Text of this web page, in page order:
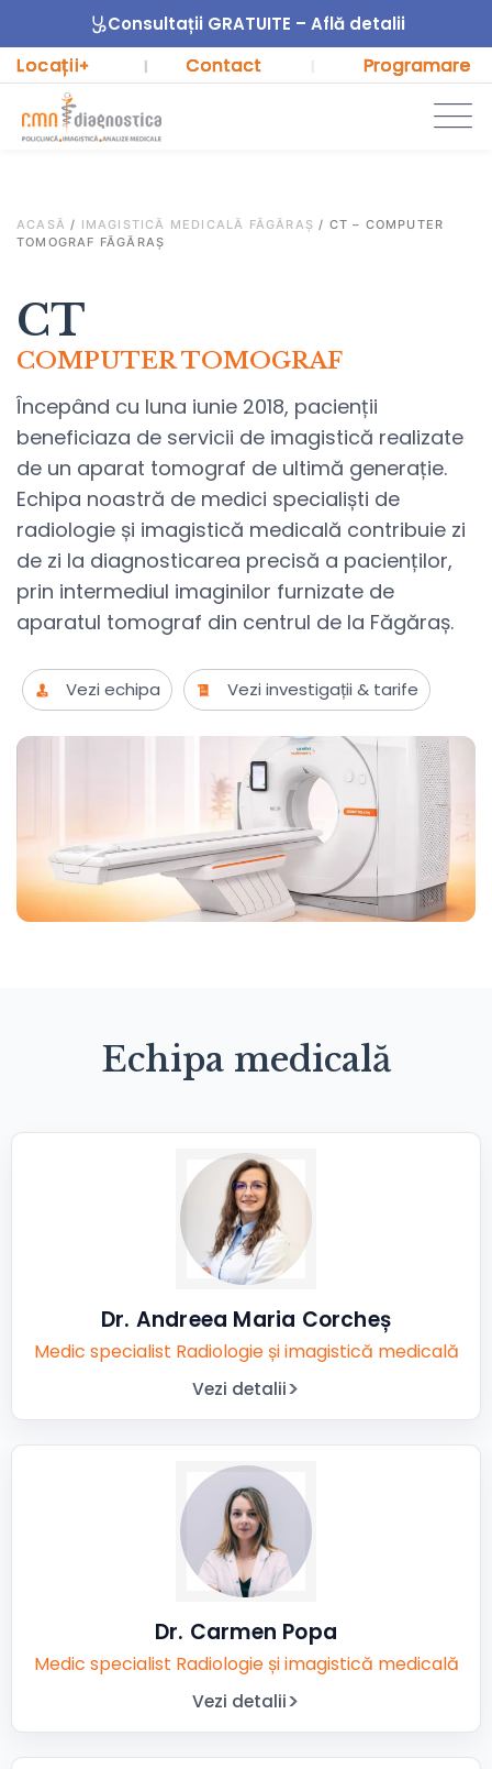
Consultații GRATUITE – Află detalii
Locații+ | Contact Programare
ACASĂ / IMAGISTICĂ MEDICALĂ FĂGĂRAȘ / CT – COMPUTER
TOMOGRAF FĂGĂRAȘ
CT
COMPUTER TOMOGRAF
Începând cu luna iunie 2018, pacienții
beneficiaza de servicii de imagistică realizate
de un aparat tomograf de ultimă generație.
Echipa noastră de medici specialiști de
radiologie și imagistică medicală contribuie zi
de zi la diagnosticarea precisă a pacienților,
prin intermediul imaginilor furnizate de
aparatul tomograf din centrul de la Făgăraș.
Vezi echipa Vezi investigații & tarife
Echipa medicală
Dr. Andreea Maria Corcheș
Medic specialist Radiologie și imagistică medicală
Vezi detalii
Dr. Carmen Popa
Medic specialist Radiologie și imagistică medicală
Vezi detalii